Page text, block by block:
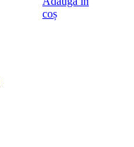
coș